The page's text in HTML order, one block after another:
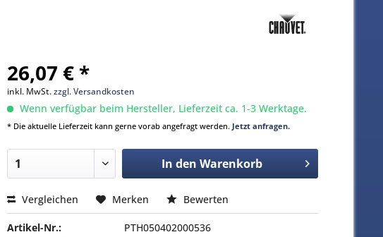
26,07 € *
inkl. MwSt.zzgl. Versandkosten
Wenn verfügbar beim Hersteller, Lieferzeit ca. 1-3 Werktage.
* Die aktuelle Lieferzeit kann gerne vorab angefragt werden. Jetzt anfragen.
In den Warenkorb
Vergleichen Merken Bewerten
Artikel-Nr.:
PTH050402000536